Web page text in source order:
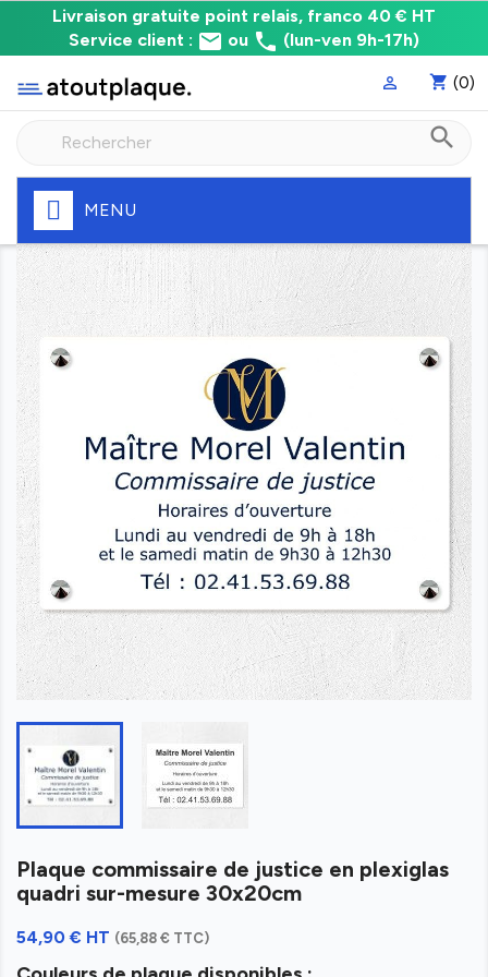
Livraison gratuite point relais, franco 40 € HT
Service client : email ou phone (lun-ven 9h-17h)
Livraison
relais,
franco
Fabrication
express
de
votre
plaque
shopping_cart (0)

search
MENU
Plaque commissaire de justice en plexiglas
quadri sur-mesure 30x20cm
54,90 € HT (65,88 € TTC)